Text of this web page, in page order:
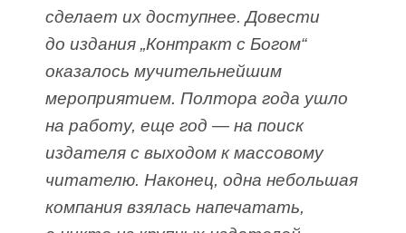
сделает их доступнее. Довести
до издания „Контракт с Богом“
оказалось мучительнейшим
мероприятием. Полтора года ушло
на работу, еще год — на поиск
издателя с выходом к массовому
читателю. Наконец, одна небольшая
компания взялась напечатать,